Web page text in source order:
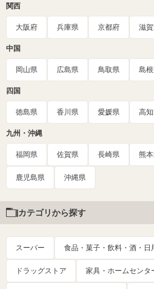
関西
大阪府 兵庫県 京都府 滋
中国
岡山県 広島県 鳥取県 島
四国
徳島県 香川県 愛媛県 高
九州・沖縄
福岡県 佐賀県 長崎県 熊
鹿児島県 沖縄県
カテゴリから探す
スーパー 食品・菓子・飲料・酒・日
ドラッグストア 家具・ホームセンタ